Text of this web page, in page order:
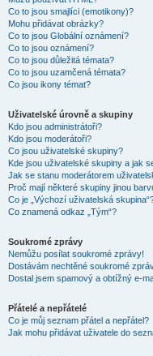
Co to jsou smajlíci (emotikony)?
Mohu přidávat obrázky?
Co to jsou Globální oznámení?
Co to jsou oznámení?
Co to jsou důležitá témata?
Co to jsou uzamčená témata?
Co jsou ikony témat?
Uživatelské úrovně a skupiny
Kdo jsou administrátoři?
Kdo jsou moderátoři?
Co jsou uživatelské skupiny?
Kde jsou uživatelské skupiny a jak
Jak se stanu moderátorem
Proč mají některé skupiny jinou
Co je „Výchozí uživatelská
Co znamená odkaz „Tým“?
Soukromé zprávy
Nemůžu posílat soukromé zprávy!
Dostávám nechtěné soukromé
Dostal jsem spamový a obtížný e-
Přátelé a nepřátelé
Co je můj seznam přátel a nepřátel?
Jak mohu přidávat uživatele do